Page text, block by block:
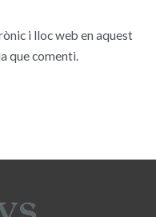
i lloc web en aquest
que comenti.